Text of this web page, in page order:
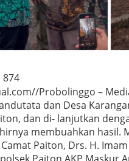
874
Probolinggo –
dan Desa
dan di- lanjutkan
membuahkan hasil.
Paiton, Drs. H. Imam